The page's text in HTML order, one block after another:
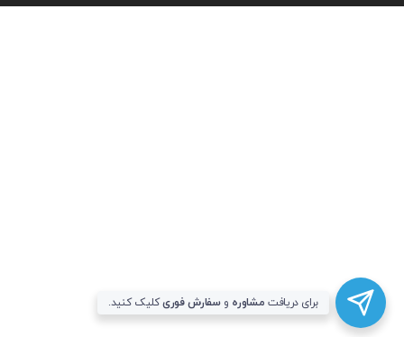
برای دریافت مشاوره وسفارش فوریکلیک کنید.